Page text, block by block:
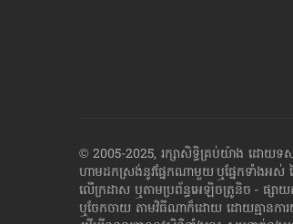
© 2005-2025, រក្សាសិទ្ធិគ្រប់យ៉ាង ដោយទ
ហាម​ដក​ស្រង់​នូវ​ផ្នែក​ណា​មួយ​ ឬ​ផ្នែក​ទាំង​អស់ ​ន
លើក្រដាស ឬតាម​ប្រព័ន្ធ​អេឡិច​ត្រូនិច - ផ្ស
ឬ​ចែក​ចាយ​ តាមវិធីណាក៏ដោយ ដោយ​គ្មាន​កា